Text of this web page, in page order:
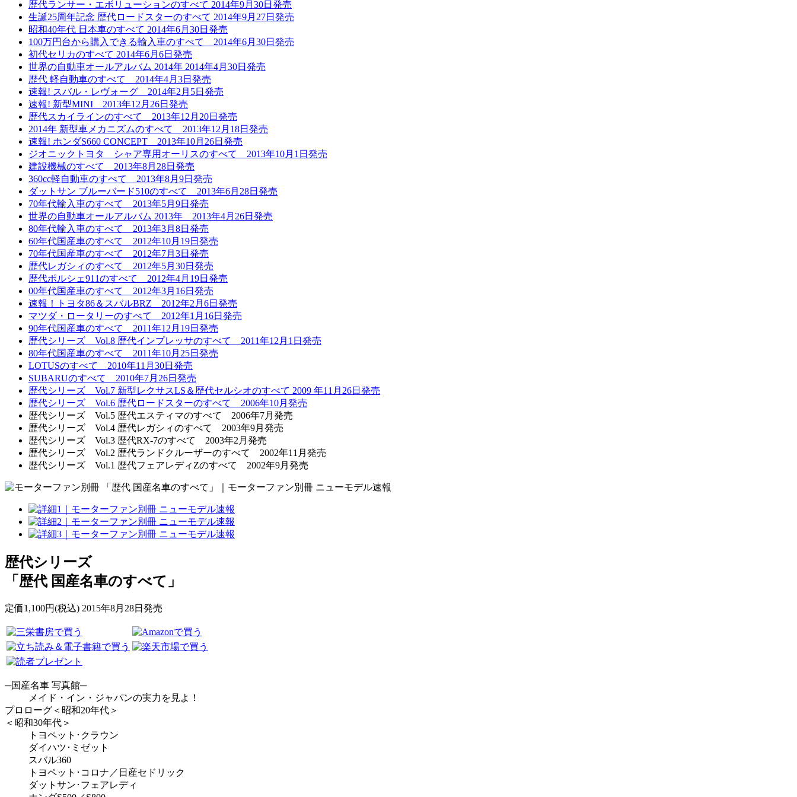
歴代ランサー・エボリューションのすべて 2014年9月30日発売
生誕25周年記念 歴代ロードスターのすべて 2014年9月27日発売
昭和40年代 日本車のすべて 2014年6月30日発売
100万円台から購入できる輸入車のすべて 2014年6月30日発売
初代セリカのすべて 2014年6月6日発売
世界の自動車オールアルバム 2014年 2014年4月30日発売
歴代 軽自動車のすべて 2014年4月3日発売
速報! スバル・レヴォーグ 2014年2月5日発売
速報! 新型MINI 2013年12月26日発売
歴代スカイラインのすべて 2013年12月20日発売
2014年 新型車メカニズムのすべて 2013年12月18日発売
速報! ホンダS660 CONCEPT 2013年10月26日発売
ジオニックトヨタ シャア専用オーリスのすべて 2013年10月1日発売
建設機械のすべて 2013年8月28日発売
360cc軽自動車のすべて 2013年8月9日発売
ダットサン ブルーバード510のすべて 2013年6月28日発売
70年代輸入車のすべて 2013年5月9日発売
世界の自動車オールアルバム 2013年 2013年4月26日発売
80年代輸入車のすべて 2013年3月8日発売
60年代国産車のすべて 2012年10月19日発売
70年代国産車のすべて 2012年7月3日発売
歴代レガシィのすべて 2012年5月30日発売
歴代ポルシェ911のすべて 2012年4月19日発売
00年代国産車のすべて 2012年3月16日発売
速報！トヨタ86＆スバルBRZ 2012年2月6日発売
マツダ・ロータリーのすべて 2012年1月16日発売
90年代国産車のすべて 2011年12月19日発売
歴代シリーズ Vol.8 歴代インプレッサのすべて 2011年12月1日発売
80年代国産車のすべて 2011年10月25日発売
LOTUSのすべて 2010年11月30日発売
SUBARUのすべて 2010年7月26日発売
歴代シリーズ Vol.7 新型レクサスLS＆歴代セルシオのすべて 2009 年11月26日発売
歴代シリーズ Vol.6 歴代ロードスターのすべて 2006年10月発売
歴代シリーズ Vol.5 歴代エスティマのすべて 2006年7月発売
歴代シリーズ Vol.4 歴代レガシィのすべて 2003年9月発売
歴代シリーズ Vol.3 歴代RX-7のすべて 2003年2月発売
歴代シリーズ Vol.2 歴代ランドクルーザーのすべて 2002年11月発売
歴代シリーズ Vol.1 歴代フェアレディZのすべて 2002年9月発売
歴代シリーズ
「歴代 国産名車のすべて」
定価1,100円(税込) 2015年8月28日発売
─国産名車 写真館─
メイド・イン・ジャパンの実力を見よ！
プロローグ＜昭和20年代＞
＜昭和30年代＞
トヨペット･クラウン
ダイハツ･ミゼット
スバル360
トヨペット･コロナ／日産セドリック
ダットサン･フェアレディ